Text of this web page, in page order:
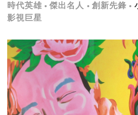
時代英雄 傑出名人 創新先鋒
影視巨星